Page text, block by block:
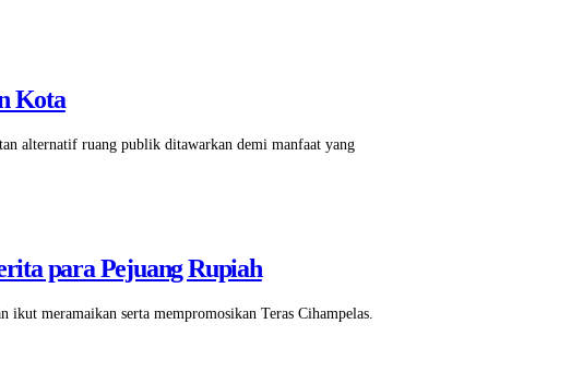
Kota
alternatif ruang publik ditawarkan demi manfaat yang
para Pejuang Rupiah
meramaikan serta mempromosikan Teras Cihampelas.